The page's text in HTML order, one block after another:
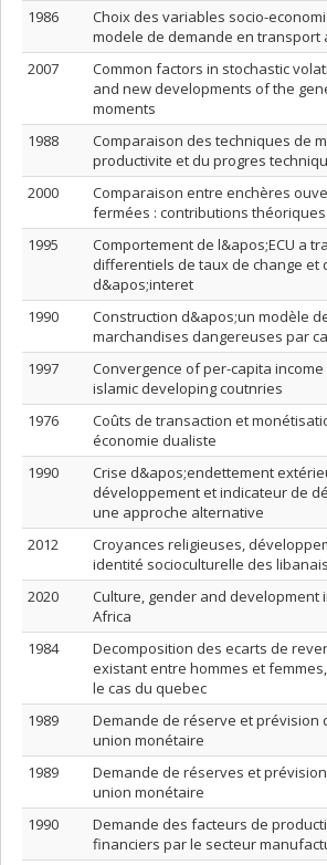
1986
Choix des variables socio-
modele de demande en transport
2007
Common factors in stochastic
and new developments of the
moments
1988
Comparaison des techniques de
productivite et du progres
2000
Comparaison entre enchères
fermées : contributions
1995
Comportement de l&apos;ECU a
differentiels de taux de change et
d&apos;interet
1990
Construction d&apos;un modèle
marchandises dangereuses par
1997
Convergence of per-capita
islamic developing coutnries
1976
Coûts de transaction et
économie dualiste
1990
Crise d&apos;endettement
développement et indicateur de
une approche alternative
2012
Croyances religieuses,
identité socioculturelle des libanais
2020
Culture, gender and development
Africa
1984
Decomposition des ecarts de
existant entre hommes et
le cas du quebec
1989
Demande de réserve et prévision
union monétaire
1989
Demande de réserves et
union monétaire
1990
Demande des facteurs de
financiers par le secteur